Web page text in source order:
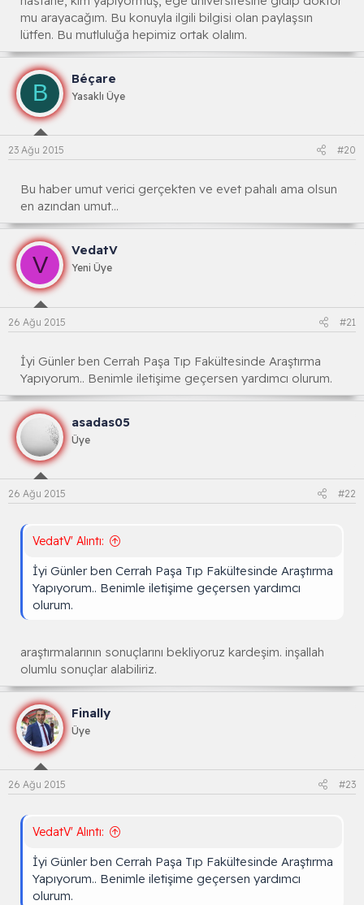
mu arayacağım. Bu konuyla ilgili bilgisi olan paylaşsın
lütfen. Bu mutluluğa hepimiz ortak olalım.
B
Béçare
Yasaklı Üye
23 Ağu 2015 #20
Bu haber umut verici gerçekten ve evet pahalı ama olsun
en azından umut...
V
VedatV
Yeni Üye
26 Ağu 2015 #21
İyi Günler ben Cerrah Paşa Tıp Fakültesinde Araştırma
Yapıyorum.. Benimle iletişime geçersen yardımcı olurum.
asadas05
Üye
26 Ağu 2015 #22
VedatV' Alıntı:
İyi Günler ben Cerrah Paşa Tıp Fakültesinde Araştırma
Yapıyorum.. Benimle iletişime geçersen yardımcı
olurum.
araştırmalarının sonuçlarını bekliyoruz kardeşim. inşallah
olumlu sonuçlar alabiliriz.
Finally
Üye
26 Ağu 2015 #23
VedatV' Alıntı:
İyi Günler ben Cerrah Paşa Tıp Fakültesinde Araştırma
Yapıyorum.. Benimle iletişime geçersen yardımcı
olurum.